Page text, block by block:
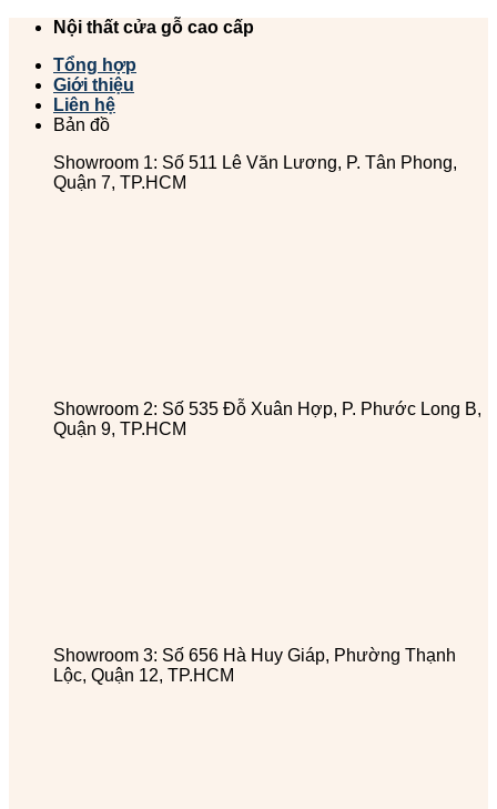
Chuyển
dung
Nội thất cửa gỗ cao cấp
Tổng hợp
Giới thiệu
Liên hệ
Bản đồ
Showroom 1: Số 511 Lê Văn Lương, P. Tân Phong,
Quận 7, TP.HCM
Showroom 2: Số 535 Đỗ Xuân Hợp, P. Phước Long B,
Quận 9, TP.HCM
Showroom 3: Số 656 Hà Huy Giáp, Phường Thạnh
Lộc, Quận 12, TP.HCM